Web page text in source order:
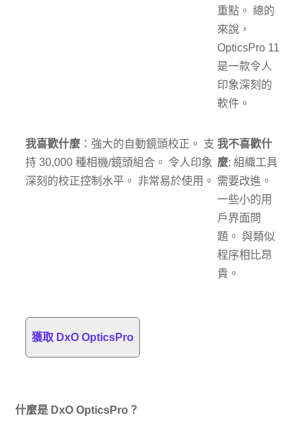
重點。 總的
來說，
OpticsPro 11
是一款令人
印象深刻的
軟件。
我喜歡什麼 ：強大的自動鏡頭校正。 支
持 30,000 種相機/鏡頭組合。 令人印象
深刻的校正控制水平。 非常易於使用。
我不喜歡什
麼: 組織工具
需要改進。
一些小的用
戶界面問
題。 與類似
程序相比昂
貴。
獲取 DxO OpticsPro
什麼是 DxO OpticsPro？